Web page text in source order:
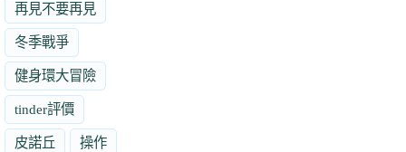
再見不要再見
冬季戰爭
健身環大冒險
tinder評價
皮諾丘 操作